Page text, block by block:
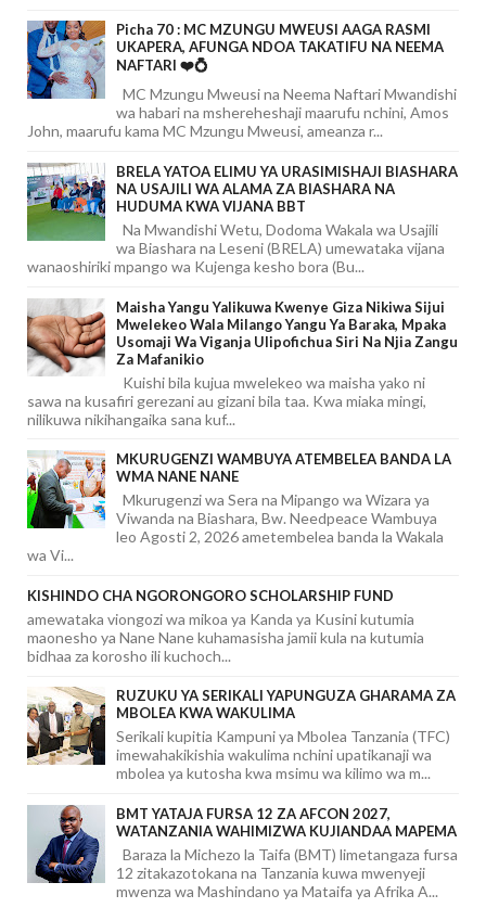
Picha 70 : MC MZUNGU MWEUSI AAGA RASMI
UKAPERA, AFUNGA NDOA TAKATIFU NA NEEMA
NAFTARI ❤️💍
MC Mzungu Mweusi na Neema Naftari Mwandishi
wa habari na mshereheshaji maarufu nchini, Amos
John, maarufu kama MC Mzungu Mweusi, ameanza r...
BRELA YATOA ELIMU YA URASIMISHAJI BIASHARA
NA USAJILI WA ALAMA ZA BIASHARA NA
HUDUMA KWA VIJANA BBT
Na Mwandishi Wetu, Dodoma Wakala wa Usajili
wa Biashara na Leseni (BRELA) umewataka vijana
wanaoshiriki mpango wa Kujenga kesho bora (Bu...
Maisha Yangu Yalikuwa Kwenye Giza Nikiwa Sijui
Mwelekeo Wala Milango Yangu Ya Baraka, Mpaka
Usomaji Wa Viganja Ulipofichua Siri Na Njia Zangu
Za Mafanikio
Kuishi bila kujua mwelekeo wa maisha yako ni
sawa na kusafiri gerezani au gizani bila taa. Kwa miaka mingi,
nilikuwa nikihangaika sana kuf...
MKURUGENZI WAMBUYA ATEMBELEA BANDA LA
WMA NANE NANE
Mkurugenzi wa Sera na Mipango wa Wizara ya
Viwanda na Biashara, Bw. Needpeace Wambuya
leo Agosti 2, 2026 ametembelea banda la Wakala
wa Vi...
KISHINDO CHA NGORONGORO SCHOLARSHIP FUND
amewataka viongozi wa mikoa ya Kanda ya Kusini kutumia
maonesho ya Nane Nane kuhamasisha jamii kula na kutumia
bidhaa za korosho ili kuchoch...
RUZUKU YA SERIKALI YAPUNGUZA GHARAMA ZA
MBOLEA KWA WAKULIMA
Serikali kupitia Kampuni ya Mbolea Tanzania (TFC)
imewahakikishia wakulima nchini upatikanaji wa
mbolea ya kutosha kwa msimu wa kilimo wa m...
BMT YATAJA FURSA 12 ZA AFCON 2027,
WATANZANIA WAHIMIZWA KUJIANDAA MAPEMA
Baraza la Michezo la Taifa (BMT) limetangaza fursa
12 zitakazotokana na Tanzania kuwa mwenyeji
mwenza wa Mashindano ya Mataifa ya Afrika A...